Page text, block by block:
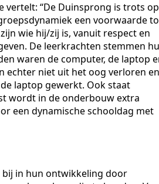
vertelt: “De Duinsprong is trots op
een voorwaarde
wie hij/zij is, vanuit respect en
De leerkrachten stemmen
waren de computer, de laptop
echter niet uit het oog verloren en
laptop gewerkt. Ook staat
wordt in de onderbouw extra
een dynamische schooldag met
bij in hun ontwikkeling door